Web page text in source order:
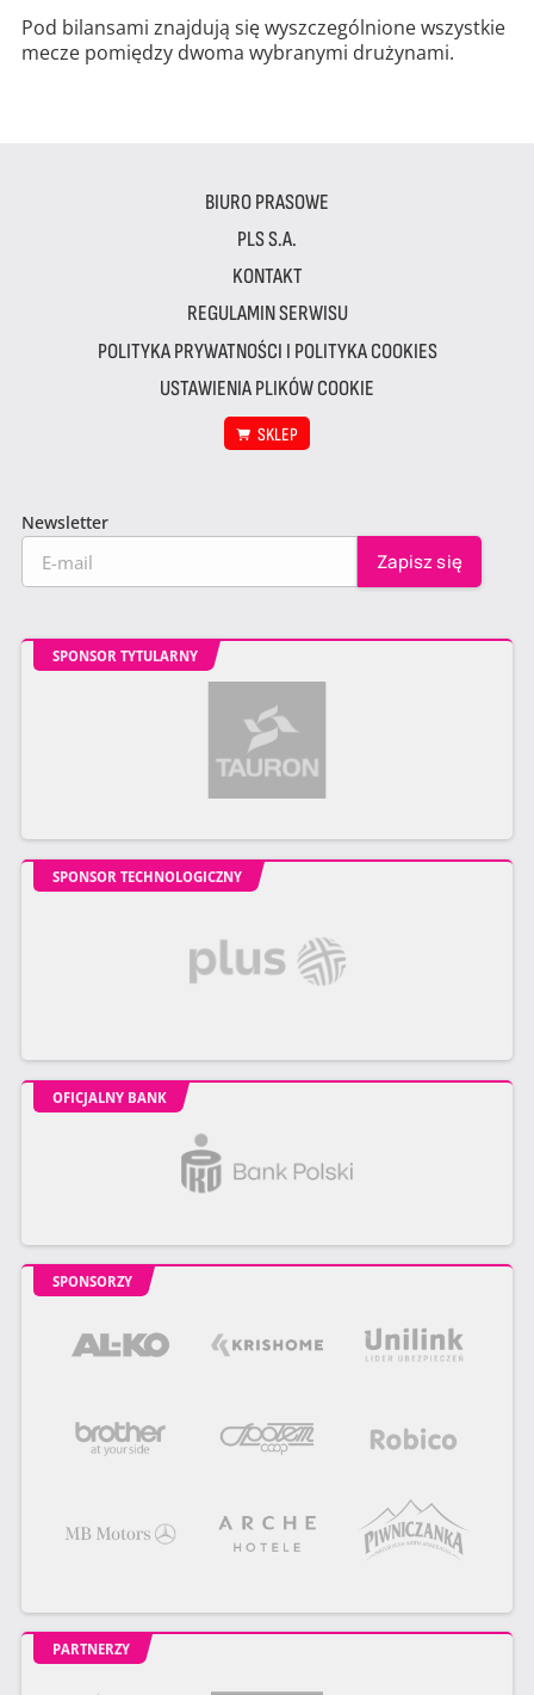
Pod bilansami znajdują się wyszczególnione wszystkie
mecze pomiędzy dwoma wybranymi drużynami.
BIURO PRASOWE
PLS S.A.
KONTAKT
REGULAMIN SERWISU
POLITYKA PRYWATNOŚCI I POLITYKA COOKIES
USTAWIENIA PLIKÓW COOKIE
SKLEP
Newsletter
SPONSOR TYTULARNY
SPONSOR TECHNOLOGICZNY
OFICJALNY BANK
SPONSORZY
PARTNERZY